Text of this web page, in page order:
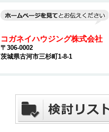
コガネイハウジング株式会社
〒306-0002
茨城県古河市三杉町1-8-1